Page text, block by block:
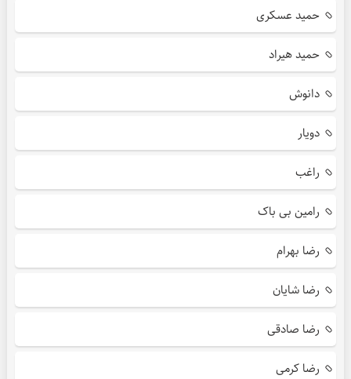
حمید عسکری
حمید هیراد
دانوش
دویار
راغب
رامین بی باک
رضا بهرام
رضا شایان
رضا صادقی
رضا کرمی